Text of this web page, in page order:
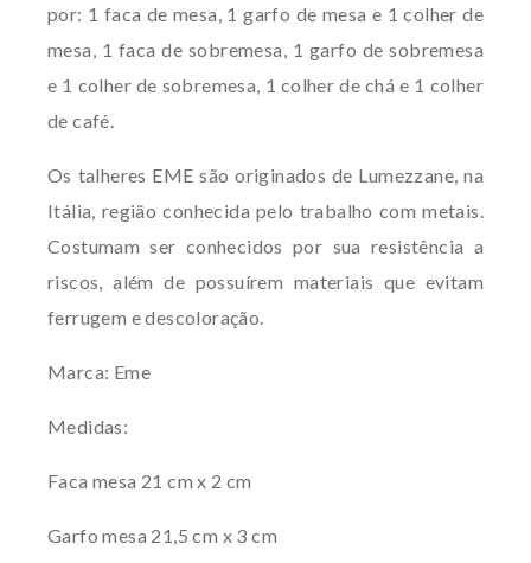
por: 1 faca de mesa, 1 garfo de mesa e 1 colher de
mesa, 1 faca de sobremesa, 1 garfo de sobremesa
e 1 colher de sobremesa, 1 colher de chá e 1 colher
de café.
Os talheres EME são originados de Lumezzane, na
Itália, região conhecida pelo trabalho com metais.
Costumam ser conhecidos por sua resistência a
riscos, além de possuírem materiais que evitam
ferrugem e descoloração.
Marca: Eme
Medidas:
Faca mesa 21 cm x 2 cm
Garfo mesa 21,5 cm x 3 cm